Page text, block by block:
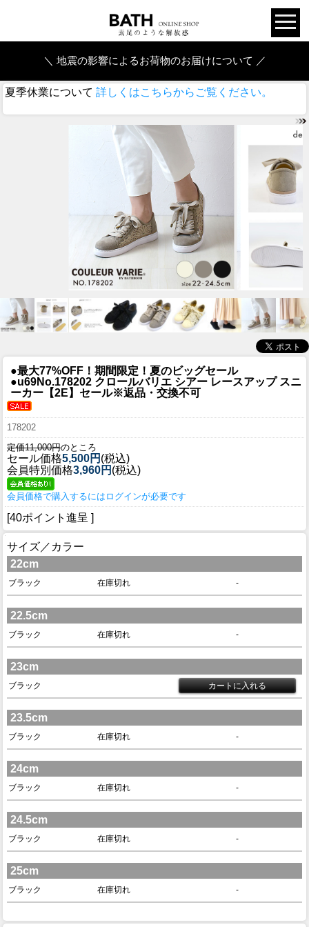
＼ 地震の影響によるお荷物のお届けについて ／
夏季休業について 詳しくはこちらからご覧ください。
●最大77%OFF！期間限定！夏のビッグセール
●u69No.178202 クロールバリエ シアー レースアップ スニ
ーカー【2E】セール※返品・交換不可
178202
定価11,000円のところ
セール価格5,500円 (税込)
会員特別価格3,960円 (税込)
会員価格で購入するにはログインが必要です
[40ポイント進呈 ]
サイズ／カラー
22cm
ブラック 在庫切れ -
22.5cm
ブラック 在庫切れ -
23cm
ブラック
23.5cm
ブラック 在庫切れ -
24cm
ブラック 在庫切れ -
24.5cm
ブラック 在庫切れ -
25cm
ブラック 在庫切れ -